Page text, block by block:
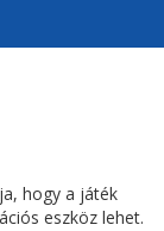
hogy a játék
eszköz lehet.